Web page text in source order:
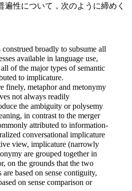
遍性について，次のように締めく
broadly to subsume all
available in language use,
of the major types of semantic
to implicature.
finely, metaphor and metonymy
not always readily
the ambiguity or polysemy
in contrast to the merger
attributed to information-
conversational implicature
view, implicature (narrowly
are grouped together in
on the grounds that the two
based on sense contiguity,
on sense comparison or